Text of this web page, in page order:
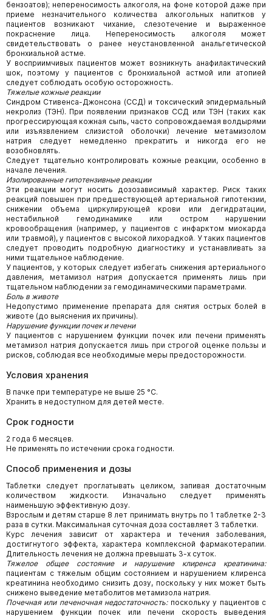
бензоатов); непереносимость алкоголя, на фоне которой даже при
приеме незначительного количества алкогольных напитков у
пациентов возникают чихание, слезотечение и выраженное
покраснение лица. Непереносимость алкоголя может
свидетельствовать о ранее неустановленной анальгетической
бронхиальной астме.
У восприимчивых пациентов может возникнуть анафилактический
шок, поэтому у пациентов с бронхиальной астмой или атопией
следует соблюдать особую осторожность.
Тяжелые кожные реакции
Синдром Стивенса-Джонсона (ССД) и токсический эпидермальный
некролиз (ТЭН). При появлении признаков ССД или ТЭН (таких как
прогрессирующая кожная сыпь, часто сопровождаемая волдырями
или изъязвлением слизистой оболочки) лечение метамизолом
натрия следует немедленно прекратить и никогда его не
возобновлять.
Следует тщательно контролировать кожные реакции, особенно в
начале лечения.
Изолированные гипотензивные реакции
Эти реакции могут носить дозозависимый характер. Риск таких
реакций повышен при предшествующей артериальной гипотензии,
снижении объема циркулирующей крови или дегидратации,
нестабильной гемодинамике или остром нарушении
кровообращения (например, у пациентов с инфарктом миокарда
или травмой), у пациентов с высокой лихорадкой. У таких пациентов
следует проводить подробную диагностику и устанавливать за
ними тщательное наблюдение.
У пациентов, у которых следует избегать снижения артериального
давления, метамизол натрия допускается применять лишь при
тщательном наблюдении за гемодинамическими параметрами.
Боль в животе
Недопустимо применение препарата для снятия острых болей в
животе (до выяснения их причины).
Нарушение функции почек и печени
У пациентов с нарушением функции почек или печени применять
метамизол натрия допускается лишь при строгой оценке пользы и
рисков, соблюдая все необходимые меры предосторожности.
Условия хранения
В пачке при температуре не выше 25 °С.
Хранить в недоступном для детей месте.
Срок годности
2 года 6 месяцев.
Не применять по истечении срока годности.
Способ применения и дозы
Таблетки следует проглатывать целиком, запивая достаточным
количеством жидкости. Изначально следует применять
наименьшую эффективную дозу.
Взрослым и детям старше 8 лет принимать внутрь по 1 таблетке 2-3
раза в сутки. Максимальная суточная доза составляет 3 таблетки.
Курс лечения зависит от характера и течения заболевания,
достигнутого эффекта, характера комплексной фармакотерапии.
Длительность лечения не должна превышать 3-х суток.
Тяжелое общее состояние и нарушение клиренса креатинина:
пациентам с тяжелым общим состоянием и нарушением клиренса
креатинина необходимо снизить дозу, поскольку у них может быть
снижено выведение метаболитов метамизола натрия.
Почечная или печеночная недостаточность:поскольку у пациентов с
нарушением функции почек или печени скорость выведения